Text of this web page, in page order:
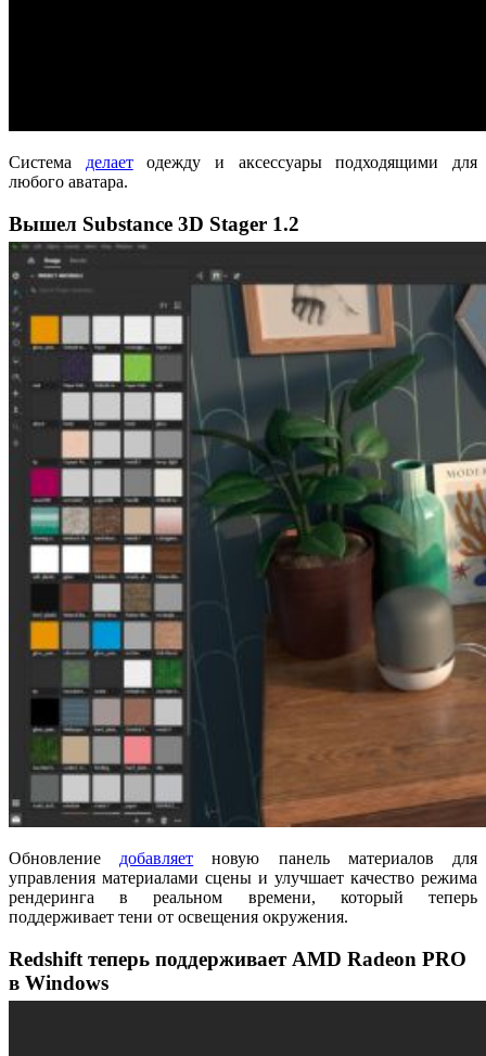
Система делаетодежду и аксессуары подходящими для
любого аватара.
Вышел Substance 3D Stager 1.2
Обновление добавляет новую панель материалов для
управления материалами сцены и улучшает качество режима
рендеринга в реальном времени, который теперь
поддерживает тени от освещения окружения.
Redshift теперь поддерживает AMD Radeon PRO
в Windows